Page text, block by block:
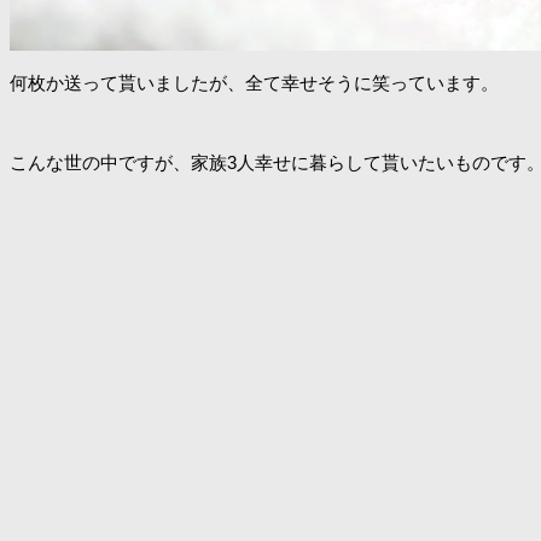
何枚か送って貰いましたが、全て幸せそうに笑っています。
こんな世の中ですが、家族3人幸せに暮らして貰いたいものです